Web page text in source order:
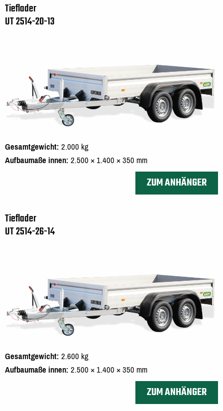
Tieflader
UT 2514-20-13
Gesamtgewicht 2.000 kg
Aufbaumaße innen 2.500 × 1.400 × 350 mm
ZUM ANHÄNGER
Tieflader
UT 2514-26-14
Gesamtgewicht 2.600 kg
Aufbaumaße innen 2.500 × 1.400 × 350 mm
ZUM ANHÄNGER